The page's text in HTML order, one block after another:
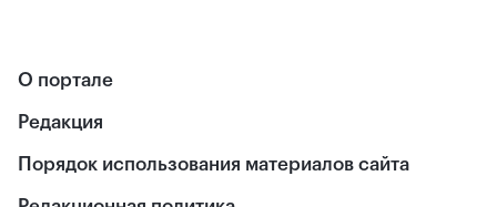
О портале
Редакция
Порядок использования материалов сайта